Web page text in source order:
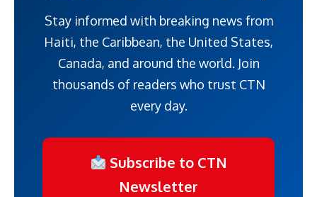
Stay informed with breaking news from
Haiti, the Caribbean, the United States,
Canada, and around the world. Join
thousands of readers who trust CTN
every day.
Subscribe to CTN
Newsletter